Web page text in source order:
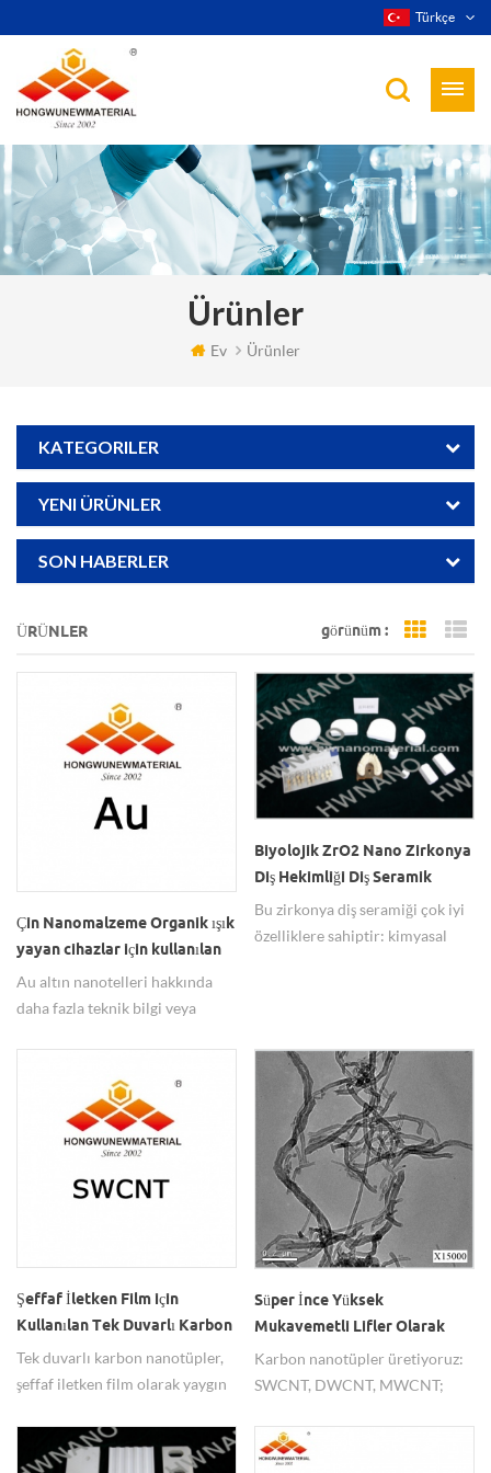
Türkçe
Ürünler
Ev Ürünler
KATEGORILER
YENI ÜRÜNLER
SON HABERLER
ÜRÜNLER görünüm : Grid
Çin Nanomalzeme Organik ışık
yayan cihazlar için kullanılan
Altın Nanoteller AuNW'ler
Satın Alın
Au altın nanotelleri hakkında
daha fazla teknik bilgi veya
Biyolojik ZrO2 Nano Zirkonya
Diş Hekimliği Diş Seramik
Blokları Satın Alın
Bu zirkonya diş seramiği çok iyi
özelliklere sahiptir: kimyasal
Şeffaf İletken Film için
Kullanılan Tek Duvarlı Karbon
Nanotüpler SWCNT'leri Satın
Alın
Tek duvarlı karbon nanotüpler,
şeffaf iletken film olarak yaygın
Süper İnce Yüksek
Mukavemetli Lifler Olarak
Kullanılan Karbon Nanotüpler
CNT'leri Satın Alın
Karbon nanotüpler üretiyoruz:
SWCNT, DWCNT, MWCNT;
mukavemetli lifler olarak
kullanılır.